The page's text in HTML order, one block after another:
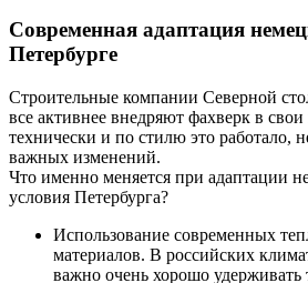
Современная адаптация
Петербурге
Строительные компании Северной
все активнее внедряют фахверк в
технически и по стилю это работало,
важных изменений.
Что именно меняется при адаптации
условия Петербурга?
Использование современных
материалов. В российских
важно очень хорошо удерживать